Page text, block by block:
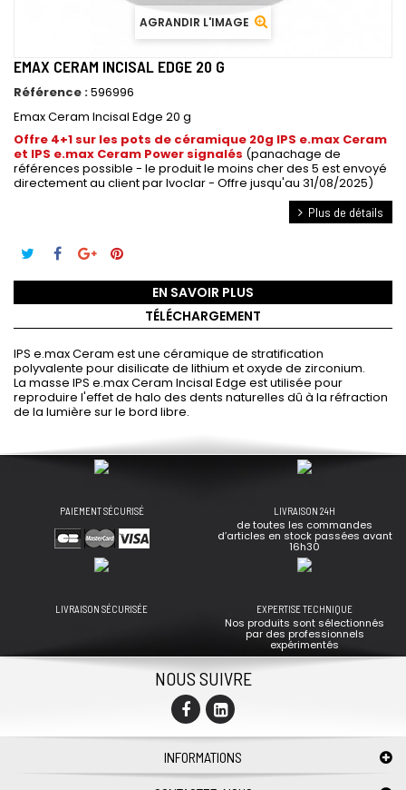
AGRANDIR L'IMAGE
EMAX CERAM INCISAL EDGE 20 G
Référence :596996
Emax Ceram Incisal Edge 20 g
Offre 4+1 sur les pots de céramique 20g IPS e.max Ceram
et IPS e.max Ceram Power signalés (panachage de
références possible - le produit le moins cher des 5 est envoyé
directement au client par Ivoclar - Offre jusqu'au 31/08/2025)
Plus de détails
EN SAVOIR PLUS
TÉLÉCHARGEMENT
IPS e.max Ceram est une céramique de stratification
polyvalente pour disilicate de lithium et oxyde de zirconium.
La masse IPS e.max Ceram Incisal Edge est utilisée pour
reproduire l'effet de halo des dents naturelles dû à la réfraction
de la lumière sur le bord libre.
PAIEMENT SÉCURISÉ LIVRAISON 24H
de toutes les commandes
d’articles en stock passées avant
16h30
LIVRAISON SÉCURISÉE EXPERTISE TECHNIQUE
Nos produits sont sélectionnés
par des professionnels
expérimentés
NOUS SUIVRE
INFORMATIONS